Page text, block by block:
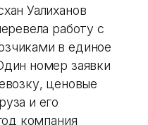
Уалиханов
работу с
в единое
номер заявки
ценовые
и его
компания